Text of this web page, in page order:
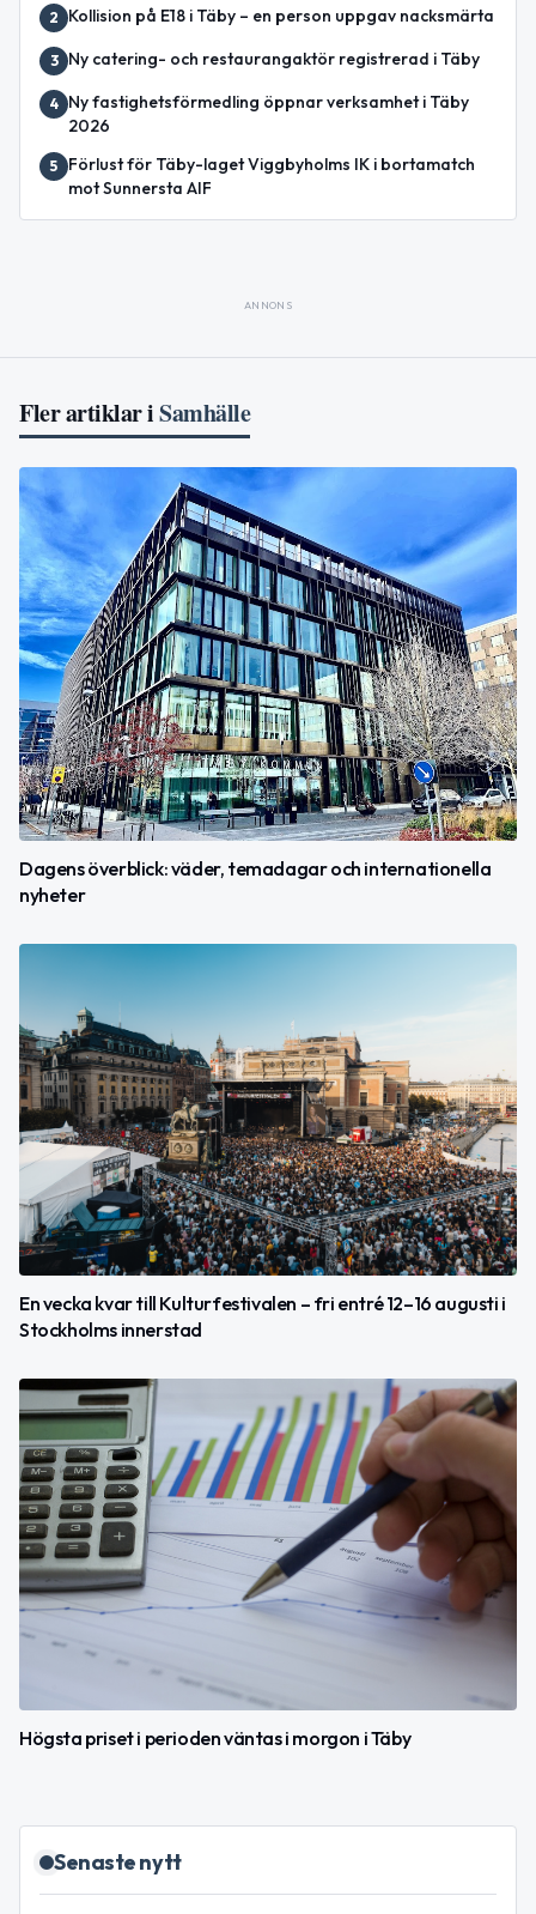
2 Kollision på E18 i Täby – en person uppgav nacksmärta
3 Ny catering- och restaurangaktör registrerad i Täby
4
Ny fastighetsförmedling öppnar verksamhet i Täby
2026
5
Förlust för Täby-laget Viggbyholms IK i bortamatch
mot Sunnersta AIF
ANNONS
Fler artiklar iSamhälle
Dagens överblick: väder, temadagar och internationella
nyheter
En vecka kvar till Kulturfestivalen – fri entré 12–16 augusti i
Stockholms innerstad
Högsta priset i perioden väntas i morgon i Täby
Senaste nytt